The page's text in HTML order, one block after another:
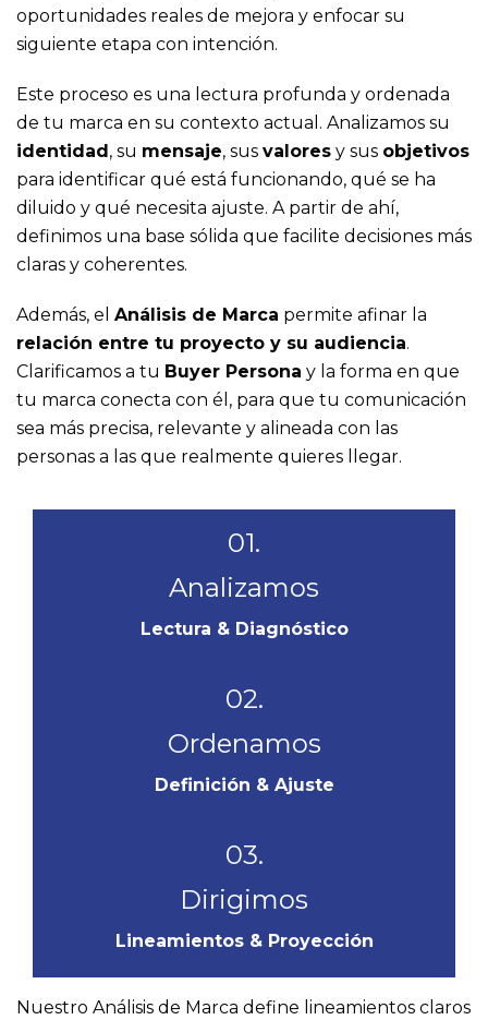
oportunidades reales de mejora y enfocar su
siguiente etapa con intención.
Este proceso es una lectura profunda y ordenada
de tu marca en su contexto actual. Analizamos su
identidad, su mensaje, sus valores y sus objetivos
para identificar qué está funcionando, qué se ha
diluido y qué necesita ajuste. A partir de ahí,
definimos una base sólida que facilite decisiones más
claras y coherentes.
Además, el Análisis de Marca permite afinar la
relación entre tu proyecto y su audiencia.
Clarificamos a tu Buyer Persona y la forma en que
tu marca conecta con él, para que tu comunicación
sea más precisa, relevante y alineada con las
personas a las que realmente quieres llegar.
01.
Analizamos
Lectura & Diagnóstico
02.
Ordenamos
Definición & Ajuste
03.
Dirigimos
Lineamientos & Proyección
Nuestro Análisis de Marca define lineamientos claros